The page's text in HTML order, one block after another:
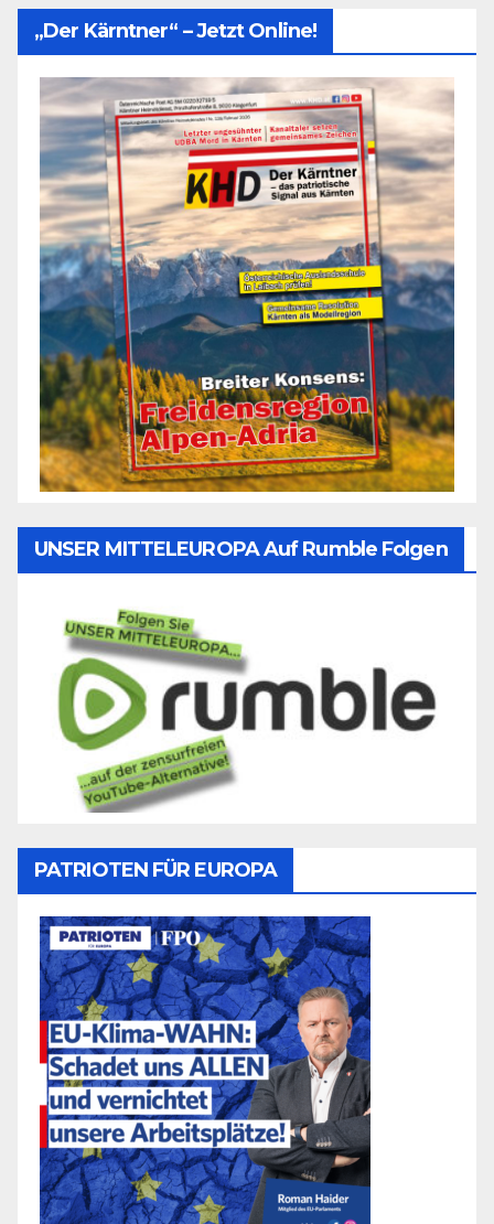
„Der Kärntner“ – Jetzt Online!
UNSER MITTELEUROPA Auf Rumble Folgen
PATRIOTEN FÜR EUROPA